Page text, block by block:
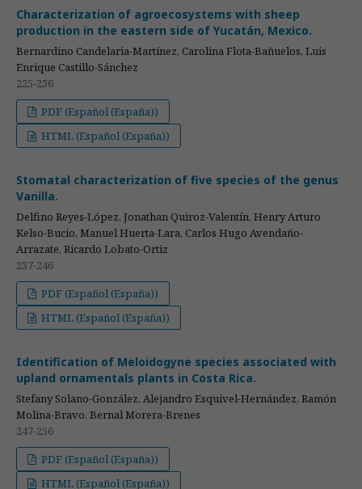
Characterization of agroecosystems with sheep
production in the eastern side of Yucatán, Mexico.
Bernardino Candelaria-Martínez, Carolina Flota-Bañuelos, Luis
Enrique Castillo-Sánchez
225-236
PDF (Español (España))
HTML (Español (España))
Stomatal characterization of five species of the genus
Vanilla.
Delfino Reyes-López, Jonathan Quiroz-Valentín, Henry Arturo
Kelso-Bucio, Manuel Huerta-Lara, Carlos Hugo Avendaño-
Arrazate, Ricardo Lobato-Ortiz
237-246
PDF (Español (España))
HTML (Español (España))
Identification of Meloidogyne species associated with
upland ornamentals plants in Costa Rica.
Stefany Solano-González, Alejandro Esquivel-Hernández, Ramón
Molina-Bravo, Bernal Morera-Brenes
247-256
PDF (Español (España))
HTML (Español (España))